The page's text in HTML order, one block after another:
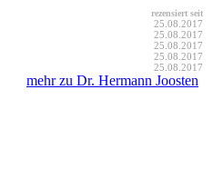
rezensiert seit
25.08.2017
25.08.2017
25.08.2017
25.08.2017
25.08.2017
mehr zu Dr. Hermann Joosten